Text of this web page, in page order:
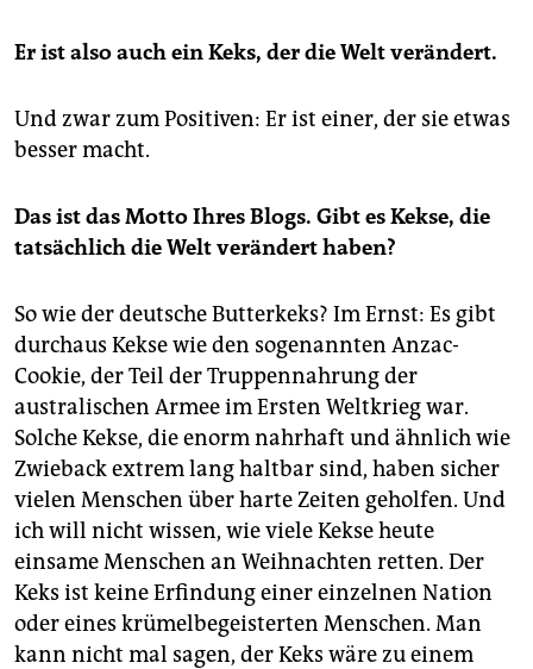
Er ist also auch ein Keks, der die Welt verändert.
Und zwar zum Positiven: Er ist einer, der sie etwas
besser macht.
Das ist das Motto Ihres Blogs. Gibt es Kekse, die
tatsächlich die Welt verändert haben?
So wie der deutsche Butterkeks? Im Ernst: Es gibt
durchaus Kekse wie den sogenannten Anzac-
Cookie, der Teil der Truppennahrung der
australischen Armee im Ersten Weltkrieg war.
Solche Kekse, die enorm nahrhaft und ähnlich wie
Zwieback extrem lang haltbar sind, haben sicher
vielen Menschen über harte Zeiten geholfen. Und
ich will nicht wissen, wie viele Kekse heute
einsame Menschen an Weihnachten retten. Der
Keks ist keine Erfindung einer einzelnen Nation
oder eines krümelbegeisterten Menschen. Man
kann nicht mal sagen, der Keks wäre zu einem